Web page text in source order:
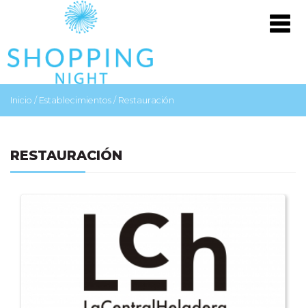
Inicio / Establecimientos / Restauración
RESTAURACIÓN